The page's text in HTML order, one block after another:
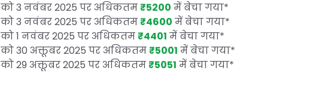
को 3 नवंबर 2025 पर अधिकतम ₹5200 में बेचा गया*
को 3 नवंबर 2025 पर अधिकतम ₹4600 में बेचा गया*
को 1 नवंबर 2025 पर अधिकतम ₹4401 में बेचा गया*
को 30 अक्तूबर 2025 पर अधिकतम ₹5001 में बेचा गया*
को 29 अक्तूबर 2025 पर अधिकतम ₹5051 में बेचा गया*